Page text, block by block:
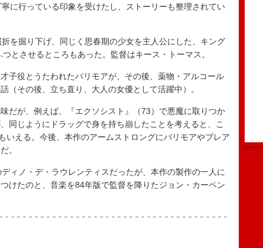
に行っている印象を受けたし、ストーリーも整理されてい
掘り下げ、同じく思春期の少女を主人公にした、キング
とさせるところもあった。監督はキース・トーマス。
役とうたわれたバリモアが、その後、薬物・アルコール
（その後、立ち直り、大人の女優として活躍中）。
が、例えば、『エクソシスト』（73）で悪魔に取りつか
同じようにドラッグで身を持ち崩したことを考えると、こ
いえる。今後、本作のアームストロングにバリモアやブレア
。
ノ・デ・ラウレンティスだったが、本作の製作の一人に
けたのと、音楽を84年版で監督を降りたジョン・カーペン